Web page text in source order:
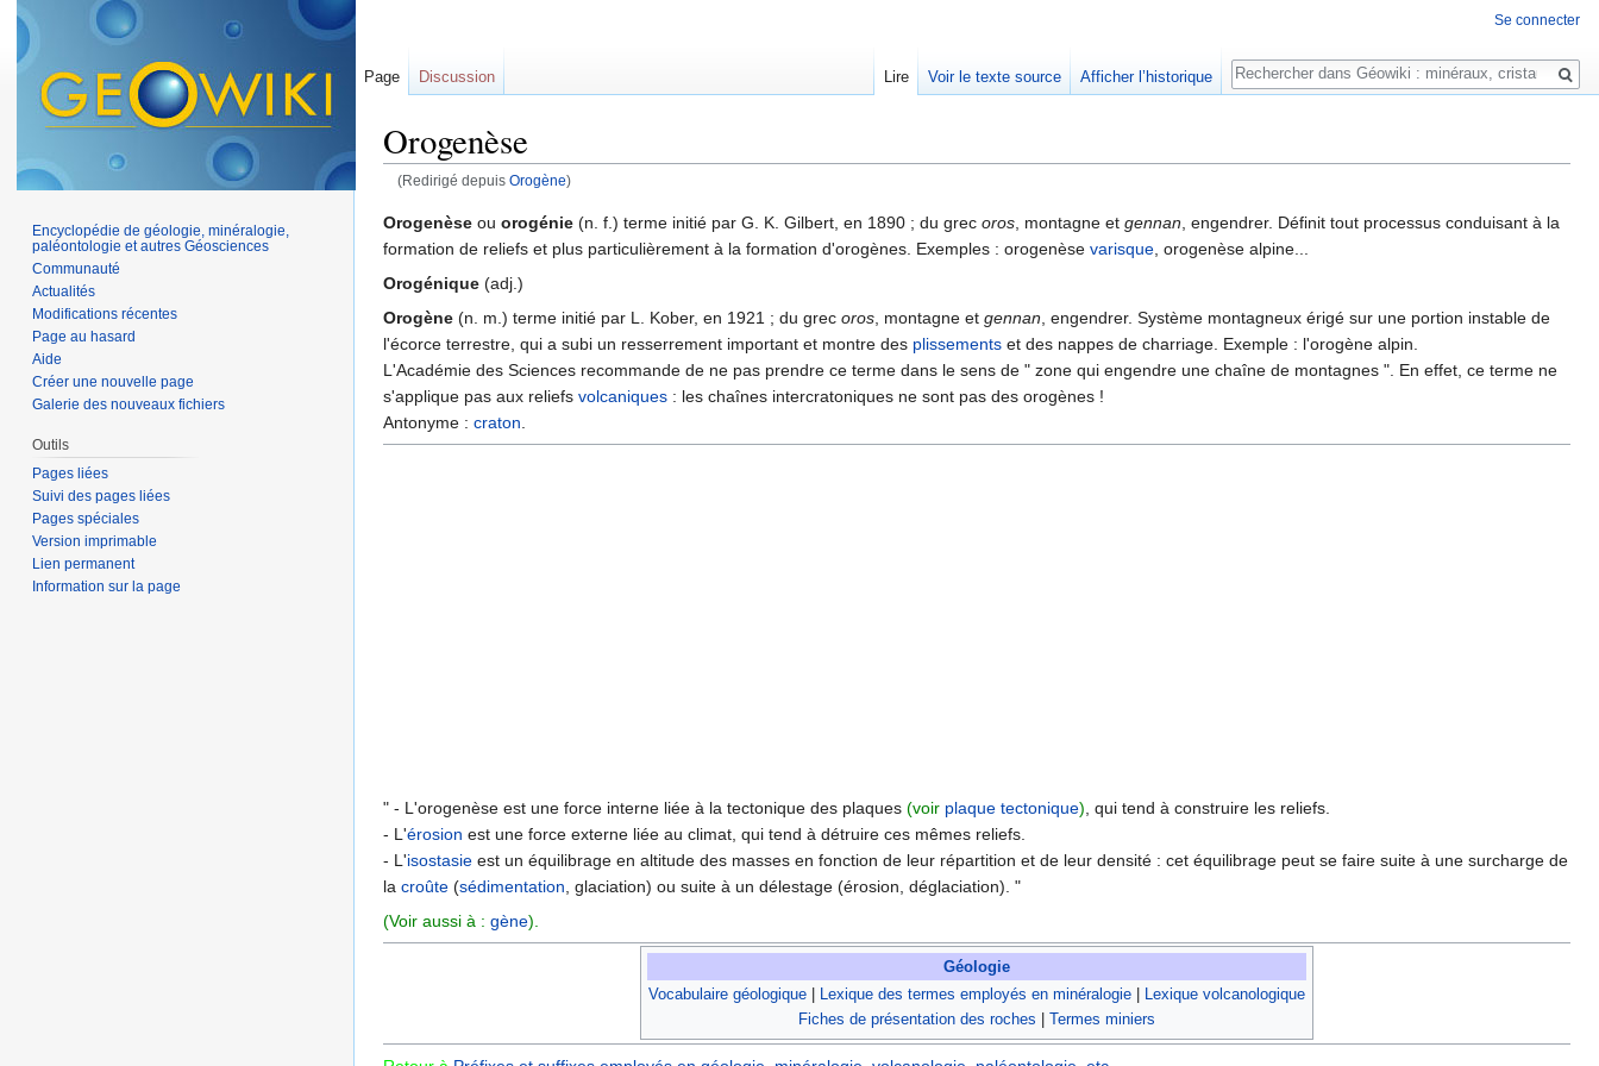
Orogenèse
(Redirigé depuis Orogène)
Orogenèse ou orogénie (n. f.) terme initié par G. K. Gilbert, en 1890 ; du grec oros , montagne et gennan , engendrer. Définit tout processus conduisant à la
formation de reliefs et plus particulièrement à la formation d'orogènes. Exemples : orogenèse varisque , orogenèse alpine...
Orogénique (adj.)
Orogène (n. m.) terme initié par L. Kober, en 1921 ; du grec oros , montagne et gennan , engendrer. Système montagneux érigé sur une portion instable de
l'écorce terrestre, qui a subi un resserrement important et montre des plissements et des nappes de charriage. Exemple : l'orogène alpin.
L'Académie des Sciences recommande de ne pas prendre ce terme dans le sens de " zone qui engendre une chaîne de montagnes ". En effet, ce terme ne
s'applique pas aux reliefs volcaniques : les chaînes intercratoniques ne sont pas des orogènes !
Antonyme : craton
" - L'orogenèse est une force interne liée à la tectonique des plaques (voir plaque tectonique) , qui tend à construire les reliefs.
- L'érosion est une force externe liée au climat, qui tend à détruire ces mêmes reliefs.
- L'isostasie est un équilibrage en altitude des masses en fonction de leur répartition et de leur densité : cet équilibrage peut se faire suite à une surcharge de
la croûte (sédimentation , glaciation) ou suite à un délestage (érosion, déglaciation). "
(Voir aussi à : gène).
Géologie
Vocabulaire géologique
Lexique des termes employés en minéralogie
Lexique volcanologique
Fiches de présentation des roches
Termes miniers
Se connecter
Page Discussion Lire Voir le texte source Afficher l’historique
Rechercher
Encyclopédie de géologie, minéralogie,
paléontologie et autres Géosciences
Communauté
Actualités
Modifications récentes
Page au hasard
Aide
Créer une nouvelle page
Galerie des nouveaux fichiers
Outils
Pages liées
Suivi des pages liées
Pages spéciales
Version imprimable
Lien permanent
Information sur la page